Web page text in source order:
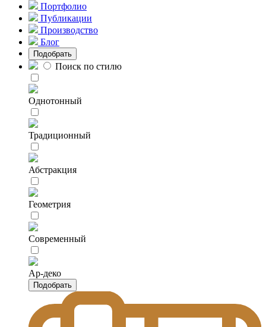
Портфолио
Публикации
Производство
Блог
Подобрать
Поиск по стилю
Однотонный
Традиционный
Абстракция
Геометрия
Современный
Ар-деко
Подобрать